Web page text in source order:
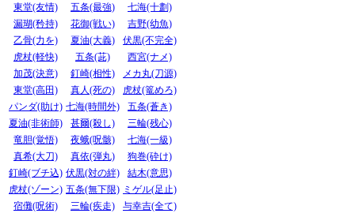
東堂(友情)
五条(最強)
七海(十劃)
漏瑚(矜持)
花御(戦い)
吉野(幼魚)
乙骨(力を)
夏油(大義)
伏黒(不完全)
虎杖(軽快)
五条(茈)
西宮(ナメ)
加茂(決意)
釘崎(相性)
メカ丸(刀源)
東堂(高田)
真人(死の)
虎杖(篭めろ)
パンダ(助け) 七海(時間外)
五条(蒼き)
夏油(非術師)
甚爾(殺し)
三輪(残心)
竜胆(覚悟)
夜蛾(呪骸)
七海(一級)
真希(大刀)
真依(弾丸)
狗巻(砕け)
釘崎(ブチ込) 伏黒(対の絆)
結木(意思)
虎杖(ゾーン) 五条(無下限) ミゲル(足止)
宿儺(呪術)
三輪(疾走)
与幸吉(全て)